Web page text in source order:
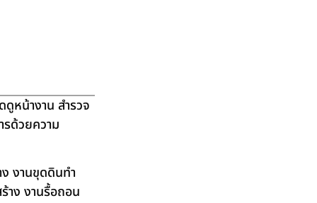
ดูหน้างาน สำรวจ
รด้วยความ
งานขุดดินทำ
าง งานรื้อถอน